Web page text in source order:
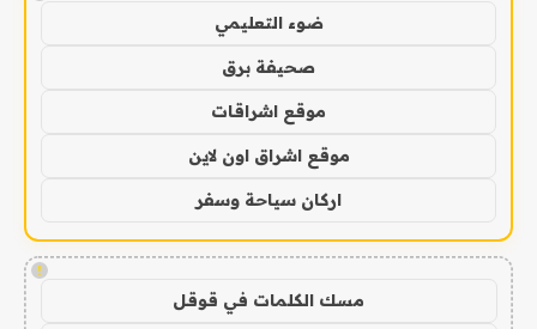
ضوء التعليمي
صحيفة برق
موقع اشراقات
موقع اشراق اون لاين
اركان سياحة وسفر
!
مسك الكلمات في قوقل